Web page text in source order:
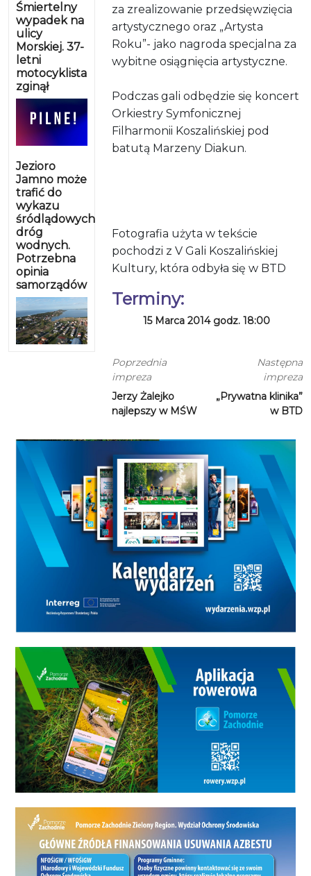
Śmiertelny
wypadek na
ulicy
Morskiej. 37-
letni
motocyklista
zginął
Jezioro
Jamno może
trafić do
wykazu
śródlądowych
dróg
wodnych.
Potrzebna
opinia
samorządów
za zrealizowanie przedsięwzięcia
artystycznego oraz „Artysta
Roku”- jako nagroda specjalna za
wybitne osiągnięcia artystyczne.
Podczas gali odbędzie się koncert
Orkiestry Symfonicznej
Filharmonii Koszalińskiej pod
batutą Marzeny Diakun.
Fotografia użyta w tekście
pochodzi z V Gali Koszalińskiej
Kultury, która odbyła się w BTD
Terminy:
15 Marca 2014 godz. 18:00
Poprzednia
impreza
Jerzy Żalejko
najlepszy w MŚW
Następna
impreza
„Prywatna klinika”
w BTD